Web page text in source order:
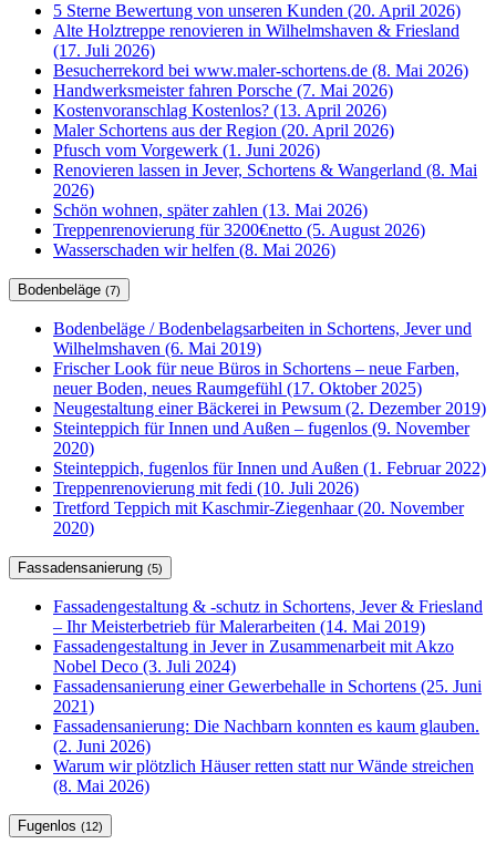
5 Sterne Bewertung von unseren Kunden (20. April 2026)
Alte Holztreppe renovieren in Wilhelmshaven & Friesland
(17. Juli 2026)
Besucherrekord bei www.maler-schortens.de (8. Mai 2026)
Handwerksmeister fahren Porsche (7. Mai 2026)
Kostenvoranschlag Kostenlos? (13. April 2026)
Maler Schortens aus der Region (20. April 2026)
Pfusch vom Vorgewerk (1. Juni 2026)
Renovieren lassen in Jever, Schortens & Wangerland (8. Mai
2026)
Schön wohnen, später zahlen (13. Mai 2026)
Treppenrenovierung für 3200€netto (5. August 2026)
Wasserschaden wir helfen (8. Mai 2026)
Bodenbeläge (7)
Bodenbeläge / Bodenbelagsarbeiten in Schortens, Jever und
Wilhelmshaven (6. Mai 2019)
Frischer Look für neue Büros in Schortens – neue Farben,
neuer Boden, neues Raumgefühl (17. Oktober 2025)
Neugestaltung einer Bäckerei in Pewsum (2. Dezember 2019)
Steinteppich für Innen und Außen – fugenlos (9. November
2020)
Steinteppich, fugenlos für Innen und Außen (1. Februar 2022)
Treppenrenovierung mit fedi (10. Juli 2026)
Tretford Teppich mit Kaschmir-Ziegenhaar (20. November
2020)
Fassadensanierung (5)
Fassadengestaltung & -schutz in Schortens, Jever & Friesland
– Ihr Meisterbetrieb für Malerarbeiten (14. Mai 2019)
Fassadengestaltung in Jever in Zusammenarbeit mit Akzo
Nobel Deco (3. Juli 2024)
Fassadensanierung einer Gewerbehalle in Schortens (25. Juni
2021)
Fassadensanierung: Die Nachbarn konnten es kaum glauben.
(2. Juni 2026)
Warum wir plötzlich Häuser retten statt nur Wände streichen
(8. Mai 2026)
Fugenlos (12)